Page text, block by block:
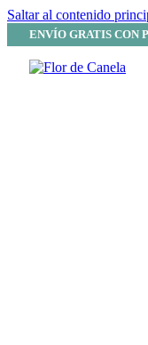
Saltar al contenido
ENVÍO GRATIS CON